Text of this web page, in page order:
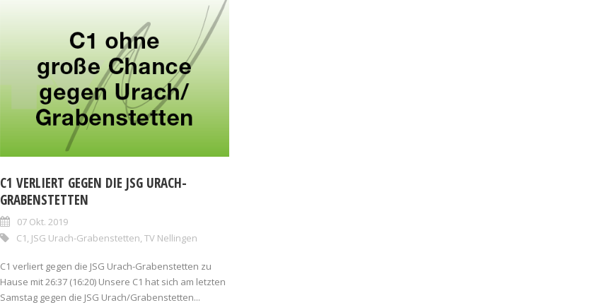
C1 VERLIERT GEGEN DIE JSG URACH-
GRABENSTETTEN
07 Okt. 2019
C1, JSG Urach-Grabenstetten, TV Nellingen
C1 verliert gegen die JSG Urach-Grabenstetten zu
Hause mit 26:37 (16:20) Unsere C1 hat sich am letzten
Samstag gegen die JSG Urach/Grabenstetten...